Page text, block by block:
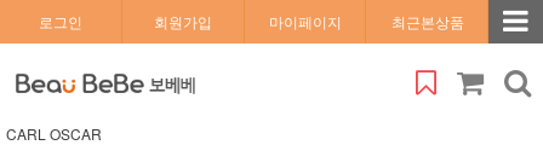
로그인 회원가입 마이페이지 최근본상품
CARL OSCAR